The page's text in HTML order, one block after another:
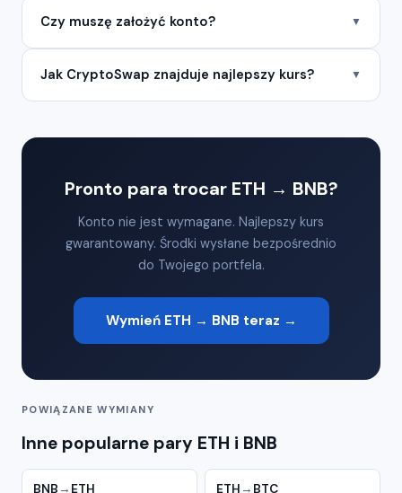
Czy muszę założyć konto? ▼
Jak CryptoSwap znajduje najlepszy kurs? ▼
Pronto para trocar ETH → BNB?
Konto nie jest wymagane. Najlepszy kurs
gwarantowany. Środki wysłane bezpośrednio
do Twojego portfela.
Wymień ETH → BNB teraz →
POWIĄZANE WYMIANY
Inne popularne pary ETH i BNB
BNB → ETH ETH → BTC